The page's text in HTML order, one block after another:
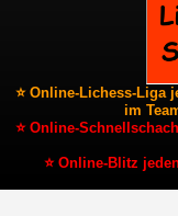
⭐ Online-Lichess-Liga
im
⭐ Online-
⭐ Online-Blitz